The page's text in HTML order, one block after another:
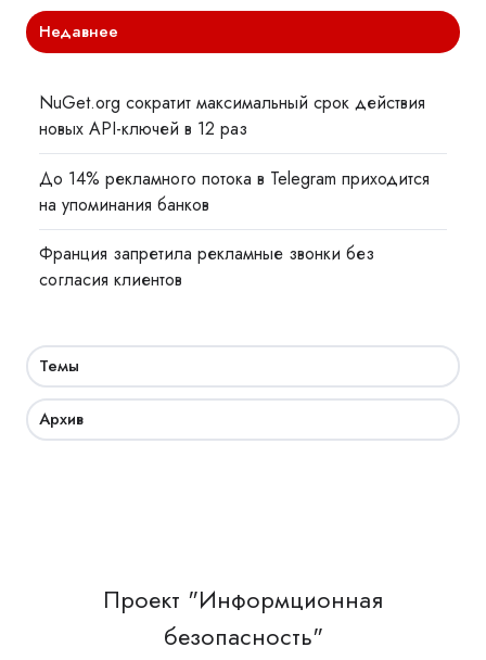
Недавнее
NuGet.org сократит максимальный срок действия
новых API-ключей в 12 раз
До 14% рекламного потока в Telegram приходится
на упоминания банков
Франция запретила рекламные звонки без
согласия клиентов
Темы
Архив
Проект "Информционная
безопасность"